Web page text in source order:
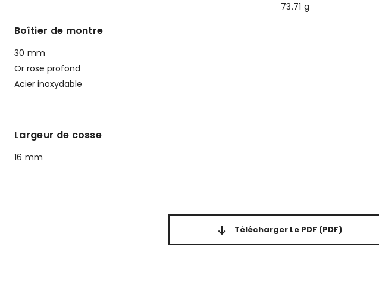
Boîtier de montre
30 mm
Or rose profond
Acier inoxydable
Largeur de cosse
16 mm
73.71 g
Télécharger Le PDF (PDF)